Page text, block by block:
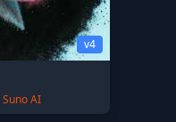
v4
Suno AI